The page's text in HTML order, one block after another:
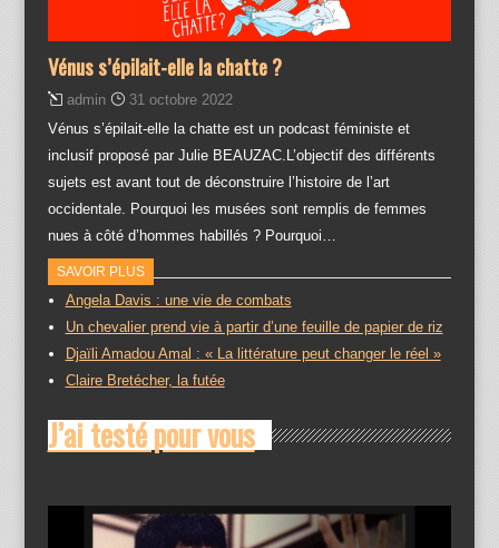
Vénus s’épilait-elle la chatte ?
admin
31 octobre 2022
Vénus s’épilait-elle la chatte est un podcast féministe et
inclusif proposé par Julie BEAUZAC.L’objectif des différents
sujets est avant tout de déconstruire l’histoire de l’art
occidentale. Pourquoi les musées sont remplis de femmes
nues à côté d’hommes habillés ? Pourquoi…
SAVOIR PLUS
Angela Davis : une vie de combats
Un chevalier prend vie à partir d’une feuille de papier de riz
Djaïli Amadou Amal : « La littérature peut changer le réel »
Claire Bretécher, la futée
J’ai testé pour vous